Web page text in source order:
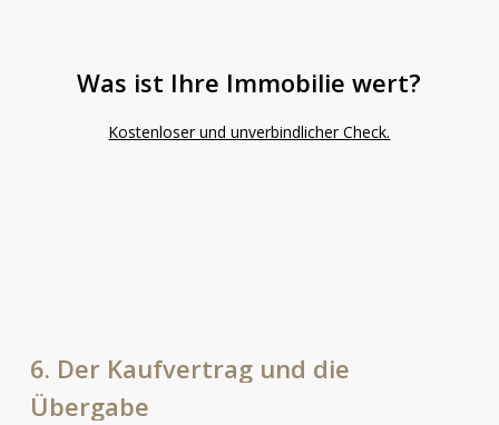
Was ist Ihre Immobilie wert?
Kostenloser und unverbindlicher Check.
6. Der Kaufvertrag und die
Übergabe